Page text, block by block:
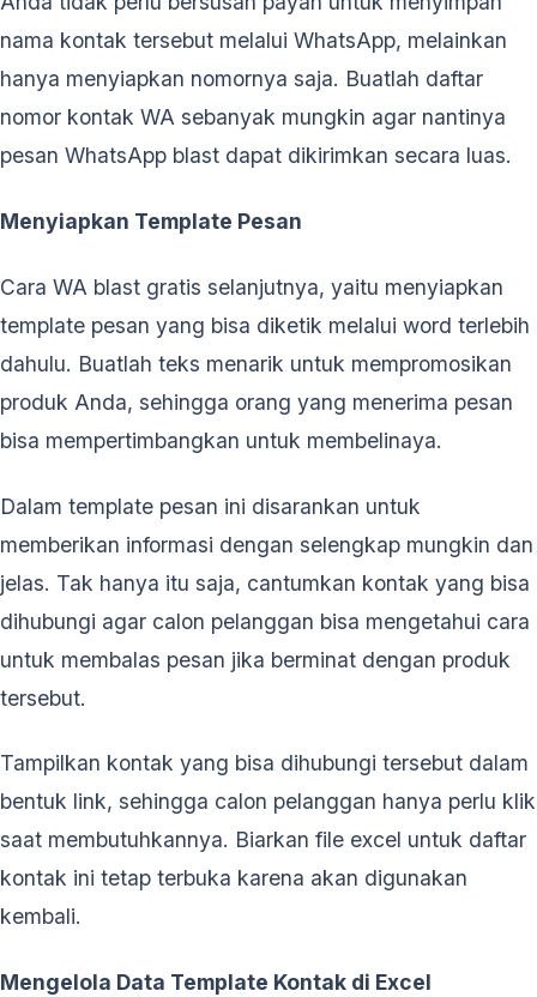
nama kontak tersebut melalui WhatsApp, melainkan
hanya menyiapkan nomornya saja. Buatlah daftar
nomor kontak WA sebanyak mungkin agar nantinya
pesan WhatsApp blast dapat dikirimkan secara luas.
Menyiapkan Template Pesan
Cara WA blast gratis selanjutnya, yaitu menyiapkan
template pesan yang bisa diketik melalui word terlebih
dahulu. Buatlah teks menarik untuk mempromosikan
produk Anda, sehingga orang yang menerima pesan
bisa mempertimbangkan untuk membelinaya.
Dalam template pesan ini disarankan untuk
memberikan informasi dengan selengkap mungkin dan
jelas. Tak hanya itu saja, cantumkan kontak yang bisa
dihubungi agar calon pelanggan bisa mengetahui cara
untuk membalas pesan jika berminat dengan produk
tersebut.
Tampilkan kontak yang bisa dihubungi tersebut dalam
bentuk link, sehingga calon pelanggan hanya perlu klik
saat membutuhkannya. Biarkan file excel untuk daftar
kontak ini tetap terbuka karena akan digunakan
kembali.
Mengelola Data Template Kontak di Excel